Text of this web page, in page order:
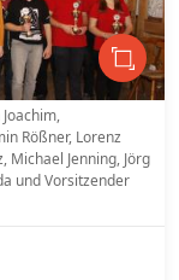
Rößner, Lorenz
Michael Jenning, Jörg
und Vorsitzender